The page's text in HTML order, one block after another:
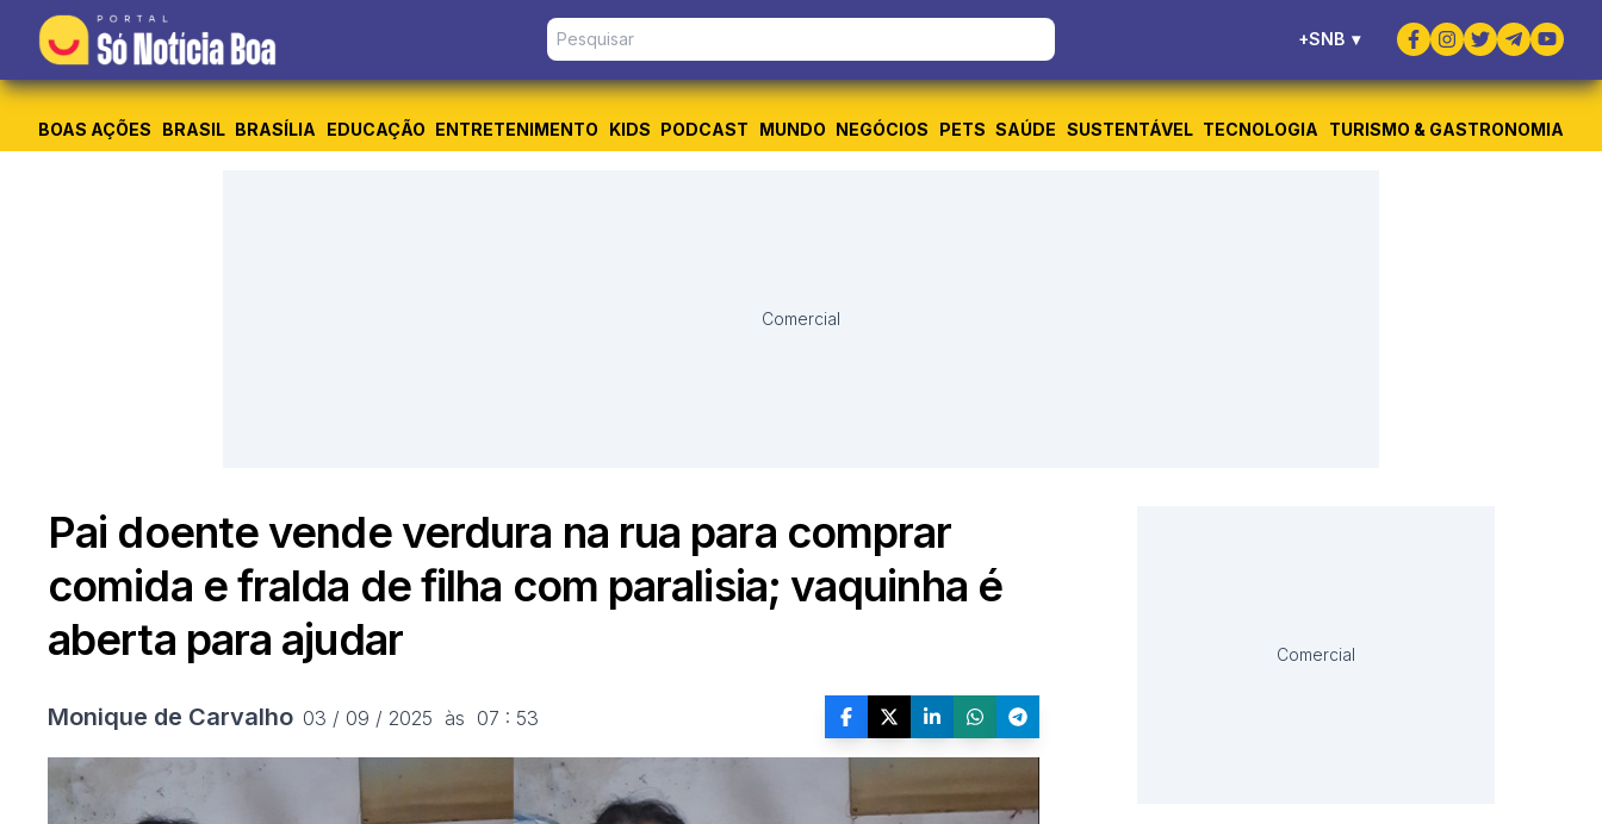
+SNB ▾
BOAS AÇÕES BRASIL BRASÍLIA EDUCAÇÃO ENTRETENIMENTO KIDS PODCAST MUNDO NEGÓCIOS PETS SAÚDE SUSTENTÁVEL TECNOLOGIA TURISMO & GASTRONOMIA
Comercial
Pai doente vende verdura na rua para comprar
comida e fralda de filha com paralisia; vaquinha é
aberta para ajudar
Monique de Carvalho 03 / 09 / 2025  às  07 : 53
Comercial